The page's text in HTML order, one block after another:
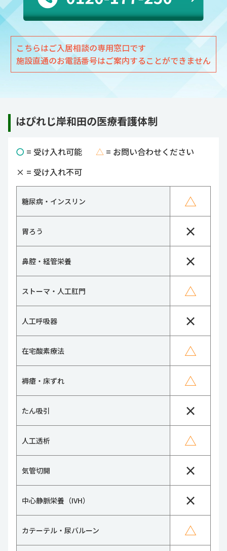
こちらはご入居相談の専用窓口です
施設直通のお電話番号はご案内することができません
はぴれじ岸和田の医療看護体制
〇 = 受け入れ可能 △ = お問い合わせください
× = 受け入れ不可
糖尿病・インスリン △
胃ろう ×
鼻腔・経管栄養 ×
ストーマ・人工肛門 △
人工呼吸器 ×
在宅酸素療法 △
褥瘡・床ずれ △
たん吸引 ×
人工透析 △
気管切開 ×
中心静脈栄養（IVH） ×
カテーテル・尿バルーン △